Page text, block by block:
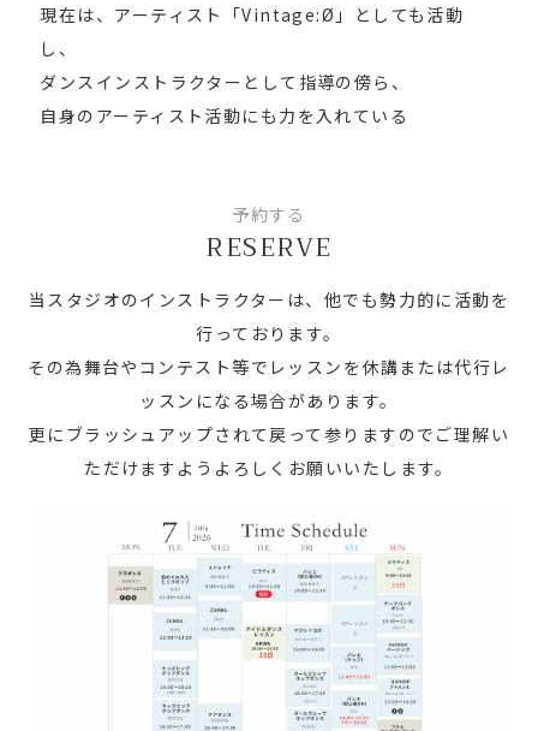
現在は、アーティスト「Vintage:Ø」としても活動
し、
ダンスインストラクターとして指導の傍ら、
自身のアーティスト活動にも力を入れている
予約する
RESERVE
当スタジオのインストラクターは、他でも勢力的に活動を
行っております。
その為舞台やコンテスト等でレッスンを休講または代行レ
ッスンになる場合があります。
更にブラッシュアップされて戻って参りますのでご理解い
ただけますようよろしくお願いいたします。